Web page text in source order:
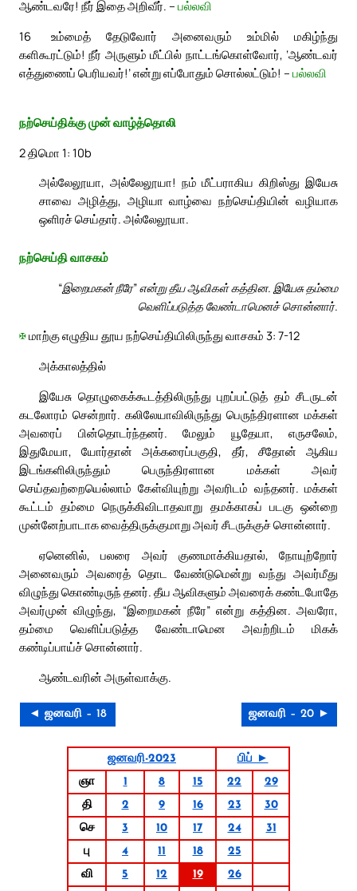
ஆண்டவரே! நீர் இதை அறிவீர். – பல்லவி
16
உம்மைத் தேடுவோர் அனைவரும் உம்மில் மகிழ்ந்து
களிகூரட்டும்! நீர் அருளும் மீட்பில் நாட்டங்கொள்வோர், ‘ஆண்டவர்
எத்துணைப் பெரியவர்!’ என்று எப்போதும் சொல்லட்டும்! – பல்லவி
நற்செய்திக்கு முன் வாழ்த்தொலி
2 திமொ 1: 10b
அல்லேலூயா, அல்லேலூயா! நம் மீட்பராகிய கிறிஸ்து இயேசு
சாவை அழித்து, அழியா வாழ்வை நற்செய்தியின் வழியாக
ஒளிரச் செய்தார். அல்லேலூயா.
நற்செய்தி வாசகம்
“இறைமகன் நீரே” என்று தீய ஆவிகள் கத்தின. இயேசு தம்மை
வெளிப்படுத்த வேண்டாமெனச் சொன்னார்.
✠மாற்கு எழுதிய தூய நற்செய்தியிலிருந்து வாசகம் 3: 7-12
அக்காலத்தில்
இயேசு தொழுகைக்கூடத்திலிருந்து புறப்பட்டுத் தம் சீடருடன்
கடலோரம் சென்றார். கலிலேயாவிலிருந்து பெருந்திரளான மக்கள்
அவரைப் பின்தொடர்ந்தனர். மேலும் யூதேயா, எருசலேம்,
இதுமேயா, யோர்தான் அக்கரைப்பகுதி, தீர், சீதோன் ஆகிய
இடங்களிலிருந்தும் பெருந்திரளான மக்கள் அவர்
செய்தவற்றையெல்லாம் கேள்வியுற்று அவரிடம் வந்தனர். மக்கள்
கூட்டம் தம்மை நெருக்கிவிடாதவாறு தமக்காகப் படகு ஒன்றை
முன்னேற்பாடாக வைத்திருக்குமாறு அவர் சீடருக்குச் சொன்னார்.
ஏனெனில், பலரை அவர் குணமாக்கியதால், நோயுற்றோர்
அனைவரும் அவரைத் தொட வேண்டுமென்று வந்து அவர்மீது
விழுந்து கொண்டிருந் தனர். தீய ஆவிகளும் அவரைக் கண்டபோதே
அவர்முன் விழுந்து, “இறைமகன் நீரே” என்று கத்தின. அவரோ,
தம்மை வெளிப்படுத்த வேண்டாமென அவற்றிடம் மிகக்
கண்டிப்பாய்ச் சொன்னார்.
ஆண்டவரின் அருள்வாக்கு.
◄ ஜனவரி – 18 ஜனவரி – 20 ►
ஜனவரி-2023
பிப் ►
ஞா
1 8 15 22
29
தி
2 9 16 23
30
செ
3 10 17 24
31
பு
4 11 18
25
வி
5 12 19
26